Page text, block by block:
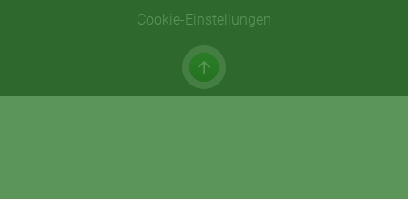
Cookie-Einstellungen